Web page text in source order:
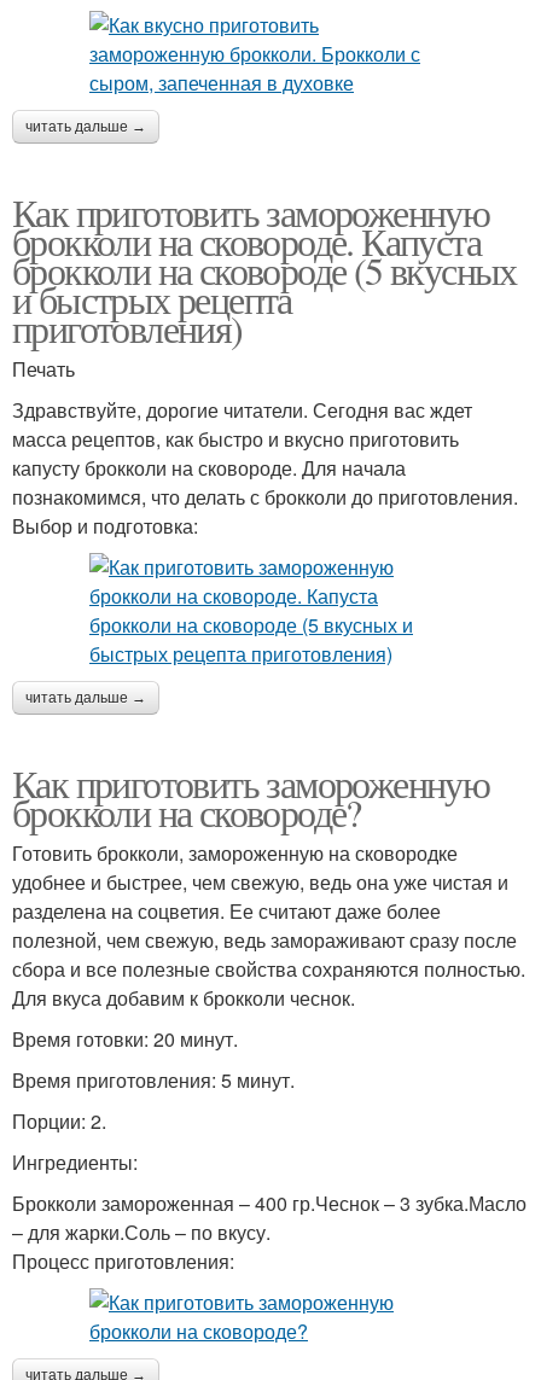
читать дальше →
Как приготовить замороженную
брокколи на сковороде. Капуста
брокколи на сковороде (5 вкусных
и быстрых рецепта
приготовления)
Печать
Здравствуйте, дорогие читатели. Сегодня вас ждет
масса рецептов, как быстро и вкусно приготовить
капусту брокколи на сковороде. Для начала
познакомимся, что делать с брокколи до приготовления.
Выбор и подготовка:
читать дальше →
Как приготовить замороженную
брокколи на сковороде?
Готовить брокколи, замороженную на сковородке
удобнее и быстрее, чем свежую, ведь она уже чистая и
разделена на соцветия. Ее считают даже более
полезной, чем свежую, ведь замораживают сразу после
сбора и все полезные свойства сохраняются полностью.
Для вкуса добавим к брокколи чеснок.
Время готовки: 20 минут.
Время приготовления: 5 минут.
Порции: 2.
Ингредиенты:
Брокколи замороженная – 400 гр.Чеснок – 3 зубка.Масло
– для жарки.Соль – по вкусу.
Процесс приготовления:
читать дальше →